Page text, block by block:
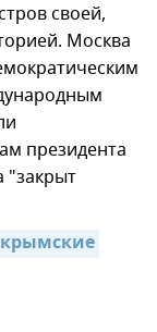
своей,
Москва
президента
"закрыт